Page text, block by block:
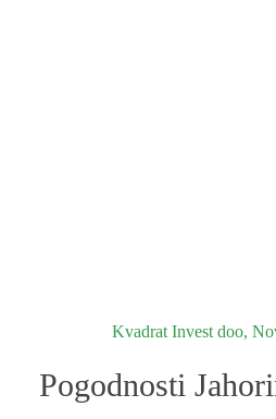
Kvadrat Invest doo,
Pogodnosti